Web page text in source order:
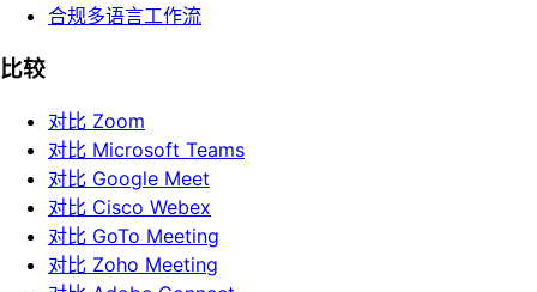
合规多语言工作流
比较
对比 Zoom
对比 Microsoft Teams
对比 Google Meet
对比 Cisco Webex
对比 GoTo Meeting
对比 Zoho Meeting